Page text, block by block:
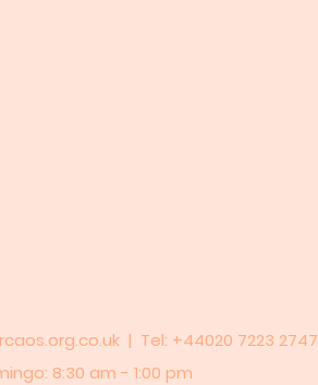
| Tel: +44020 7223 2747
8:30 am - 1:00 pm